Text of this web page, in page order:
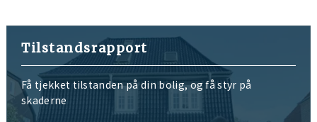
Tilstandsrapport
Få tjekket tilstanden på din bolig, og få styr på
skaderne